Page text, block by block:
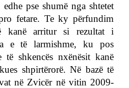
pse shumë nga shtetet
fetare. Te ky përfundim
kanë arritur si rezultat i
e të larmishme, ku pos
të shkencës nxënësit kanë
shpirtërorë. Në bazë të
në Zvicër në vitin 2009-